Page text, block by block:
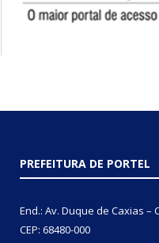
PREFEITURA DE PORTEL
End.: Av. Duque de Caxias –
CEP: 68480-000